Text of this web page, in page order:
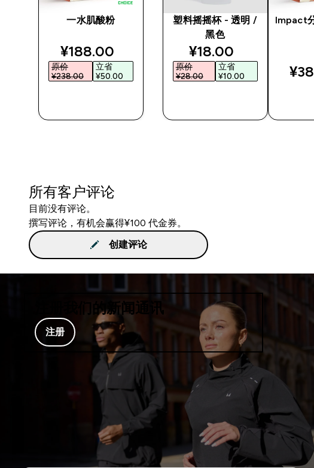
一水肌酸粉
discounted price
¥188.00‎
原价
¥238.00‎
立省
¥50.00‎
塑料摇摇杯 - 透明 /
黑色
discounted price
¥18.00‎
原价
¥28.00‎
立省
¥10.00‎
Impact
所有客户评论
目前没有评论。
撰写评论，有机会赢得¥100 代金券。
创建评论
注册我们的新闻通讯
注册